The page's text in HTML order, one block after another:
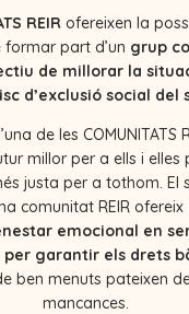
REIRofereixen la
formar part d’un grup
de millorar la
d’exclusió social del
de les COMUNITATS
millor per a ells i
justa per a tothom. El
comunitat REIR ofereix
emocional en
per garantir els drets
ben menuts pateixen
mancances.